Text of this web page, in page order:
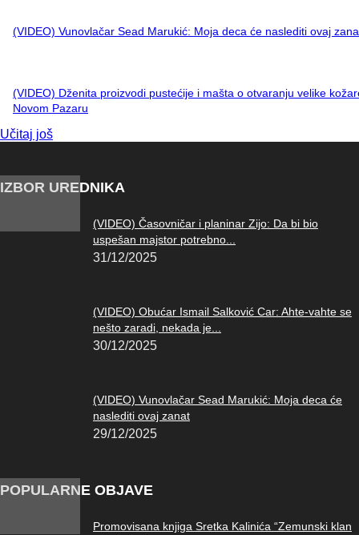
(VIDEO) Vunovlačar Sead Marukić: Moja deca će naslediti ovaj
(VIDEO) Dženita proizvodi pustećije i mašta o otvaranju velike
Novom Pazaru
Učitaj još
IZBOR UREDNIKA
(VIDEO) Časovničar i planinar Zijo: Da bi bio
uspešan majstor potrebno...
31/12/2025
(VIDEO) Obućar Ismail Salković Car: Ahte-vahte se
nešto zaradi, nekada je...
30/12/2025
(VIDEO) Vunovlačar Sead Marukić: Moja deca će
naslediti ovaj zanat
29/12/2025
POPULARNE OBJAVE
Promovisana knjiga Sretka Kalinića “Zemunski klan